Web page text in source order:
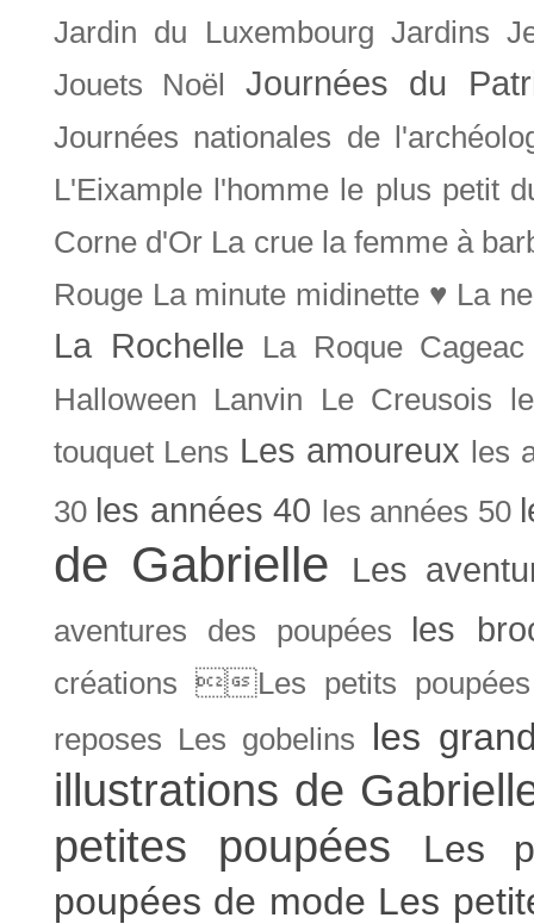
Jardin du Luxembourg Jardins
Jouets Noël
Journées du
Journées nationales de
L'Eixample l'homme le plus petit
Corne d'Or La crue la femme à
Rouge La minute midinette ♥ La
La Rochelle
La Roque Cageac
Halloween
Lanvin Le Creusois
touquet Lens Les amoureux les
30 les années 40 les années 50
de Gabrielle Les
aventures des poupées les
créations Les petits
reposes Les gobelins les
illustrations de
petites poupées
Les
poupées de mode Les